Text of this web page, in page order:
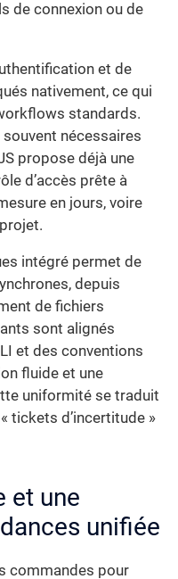
de connexion ou de
et de
nativement, ce qui
standards.
nécessaires
propose déjà une
d’accès prête à
en jours, voire
intégré permet de
depuis
de fichiers
sont alignés
et des conventions
fluide et une
uniformité se traduit
tickets d’incertitude »
et une
unifiée
commandes pour